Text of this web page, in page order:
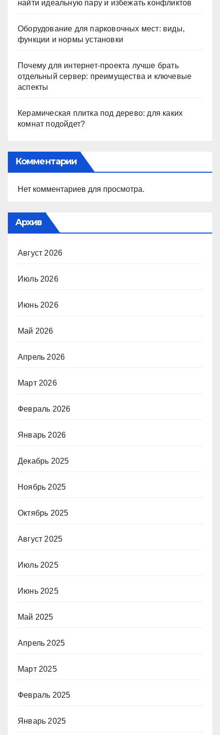
найти идеальную пару и избежать конфликтов
Оборудование для парковочных мест: виды,
функции и нормы установки
Почему для интернет-проекта лучше брать
отдельный сервер: преимущества и ключевые
аспекты
Керамическая плитка под дерево: для каких
комнат подойдет?
Комментарии
Нет комментариев для просмотра.
Архив
Август 2026
Июль 2026
Июнь 2026
Май 2026
Апрель 2026
Март 2026
Февраль 2026
Январь 2026
Декабрь 2025
Ноябрь 2025
Октябрь 2025
Август 2025
Июль 2025
Июнь 2025
Май 2025
Апрель 2025
Март 2025
Февраль 2025
Январь 2025